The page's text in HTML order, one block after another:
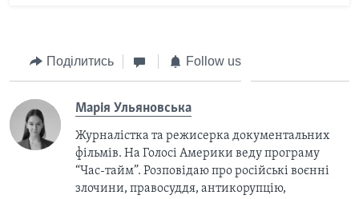
Поділитись Follow us
Марія Ульяновська
Журналістка та режисерка документальних
фільмів. На Голосі Америки веду програму
“Час-тайм”. Розповідаю про російські воєнні
злочини, правосуддя, антикорупцію,